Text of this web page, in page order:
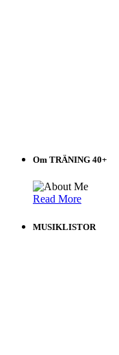
Om TRÄNING 40+
Read More
MUSIKLISTOR